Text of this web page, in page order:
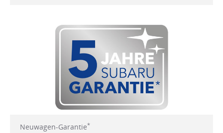
Neuwagen-Garantie*